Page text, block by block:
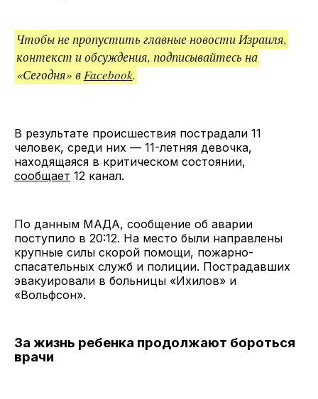
Чтобы не пропустить главные новости Израиля,
контекст и обсуждения, подписывайтесь на
«Сегодня» вFacebook.
В результате происшествия пострадали 11
человек, среди них — 11-летняя девочка,
находящаяся в критическом состоянии,
сообщает 12 канал.
По данным МАДА, сообщение об аварии
поступило в 20:12. На место были направлены
крупные силы скорой помощи, пожарно-
спасательных служб и полиции. Пострадавших
эвакуировали в больницы «Ихилов» и
«Вольфсон».
За жизнь ребенка продолжают бороться
врачи